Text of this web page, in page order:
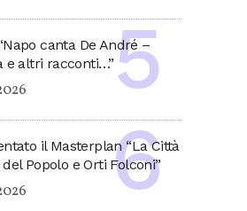
canta De André –
e altri racconti…”
il Masterplan “La Città
Popolo e Orti Folconi”